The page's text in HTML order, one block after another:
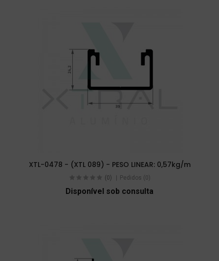
XTL-0478 - (XTL 089) - PESO LINEAR: 0,57kg/m
(0) Pedidos (0)
Disponível sob consulta